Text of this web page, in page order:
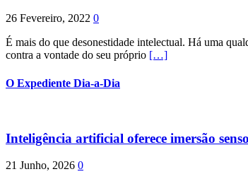
26 Fevereiro, 2022 0
É mais do que desonestidade intelectual. Há uma
contra a vontade do seu próprio […]
O Expediente Dia-a-Dia
Inteligência artificial oferece imersão
21 Junho, 2026 0